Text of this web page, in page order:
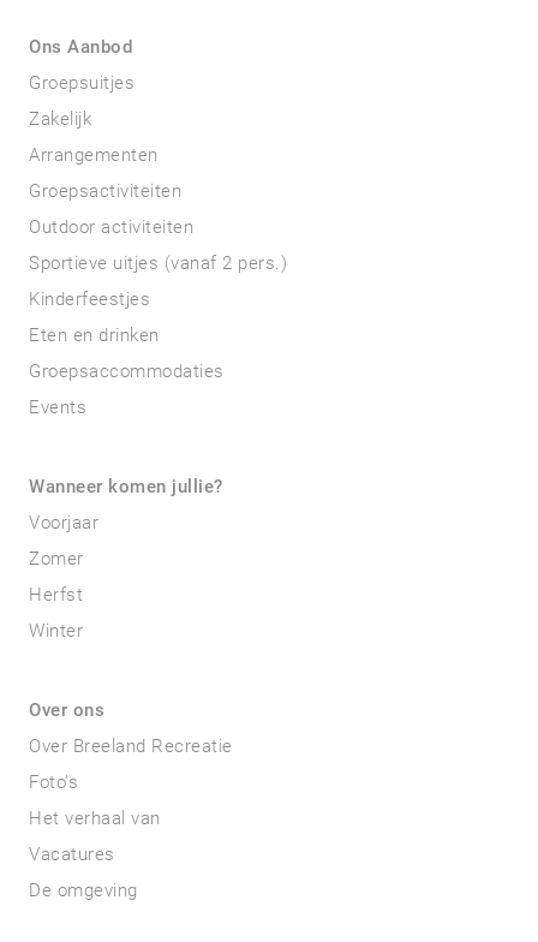
Ons Aanbod
Groepsuitjes
Zakelijk
Arrangementen
Groepsactiviteiten
Outdoor activiteiten
Sportieve uitjes (vanaf 2 pers.)
Kinderfeestjes
Eten en drinken
Groepsaccommodaties
Events
Wanneer komen jullie?
Voorjaar
Zomer
Herfst
Winter
Over ons
Over Breeland Recreatie
Foto’s
Het verhaal van
Vacatures
De omgeving